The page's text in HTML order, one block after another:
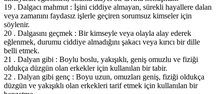
19 . Dalgacı mahmut : İşini ciddiye almayan, sürekli hayallere dalan
veya zamanını faydasız işlerle geçiren sorumsuz kimseler için
söylenir.
20 . Dalgasını geçmek : Bir kimseyle veya olayla alay ederek
eğlenmek, durumu ciddiye almadığını şakacı veya kırıcı bir dille
belli etmek.
21 . Dalyan gibi : Boylu boslu, yakışıklı, geniş omuzlu ve fiziği
oldukça düzgün olan erkekler için kullanılan bir tabir.
22 . Dalyan gibi genç : Boyu uzun, omuzları geniş, fiziği oldukça
düzgün ve yakışıklı olan erkekleri tarif etmek için kullanılan bir